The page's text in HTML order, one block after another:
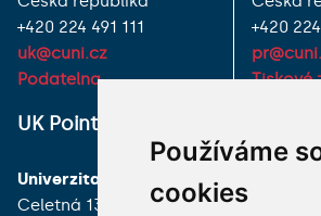
Používáme
cookies
+420 224 491 111
uk@cuni.cz
Podatelna
+420
Tiskové
UK Point
Univerzita Karlova
Celetná 13